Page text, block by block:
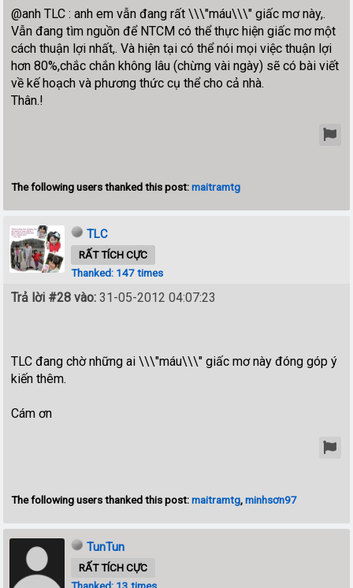
@anh TLC : anh em vẫn đang rất \\\"máu\\\" giấc mơ này,.
Vẫn đang tìm nguồn để NTCM có thể thực hiện giấc mơ một
cách thuận lợi nhất,. Và hiện tại có thể nói mọi việc thuận lợi
hơn 80%,chắc chắn không lâu (chừng vài ngày) sẽ có bài viết
về kế hoạch và phương thức cụ thể cho cả nhà.
Thân.!
The following users thanked this post:maitramtg
TLC
RẤT TÍCH CỰC
Thanked: 147 times
Trả lời #28 vào: 31-05-2012 04:07:23
TLC đang chờ những ai \\\"máu\\\" giấc mơ này đóng góp ý
kiến thêm.
Cám ơn
The following users thanked this post:maitramtg,minhsơn97
TunTun
RẤT TÍCH CỰC